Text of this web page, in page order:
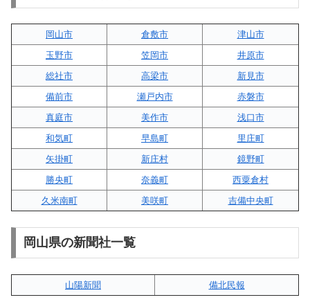
岡山市 倉敷市
津山市
玉野市
笠岡市
井原市
総社市
高梁市
新見市
備前市
瀬戸内市
赤磐市
真庭市
美作市
浅口市
和気町
早島町
里庄町
矢掛町
新庄村
鏡野町
勝央町
奈義町
西粟倉村
久米南町
美咲町 吉備中央町
岡山県の新聞社一覧
山陽新聞 備北民報